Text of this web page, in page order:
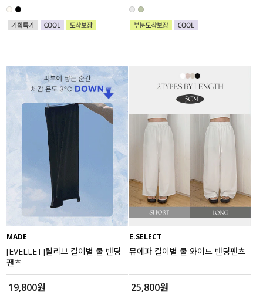
MADE
[EVELLET]릴리브 길이별 쿨 밴딩
팬츠
19,800원
E.SELECT
뮤에파 길이별 쿨 와이드 밴딩팬츠
25,800원